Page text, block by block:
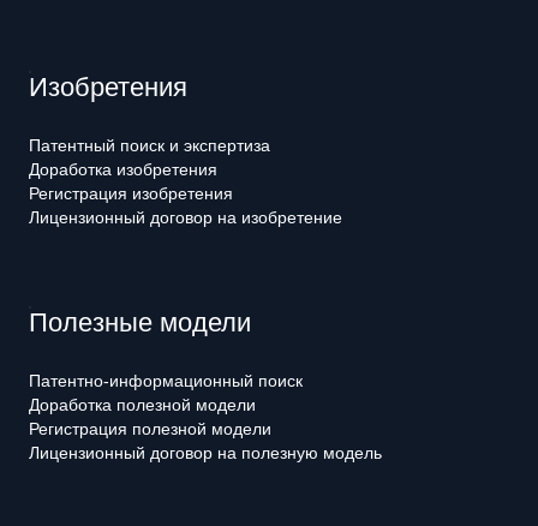
Изобретения
Патентный поиск и экспертиза
Доработка изобретения
Регистрация изобретения
Лицензионный договор на изобретение
Полезные модели
Патентно-информационный поиск
Доработка полезной модели
Регистрация полезной модели
Лицензионный договор на полезную модель